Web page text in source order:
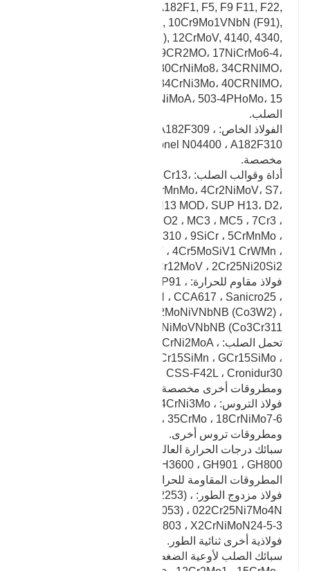
34CrNi3MoV, 20CrMnTi, A182F1, F5, F9 F11, F22,
12Cr2Mo1, 10Cr9Mo1VNbN (F91),
10Cr9MoW2VNbBN (F92), 12CrMoV, 4140, 4340,
4330 ، 4130، 4150، 9CR2MO، 17NiCrMo6-4،
18CrNiMo7-6، 30CrNiMo8، 34CRNIMO،
34CrNiMo6، 36CrNiMo4، 34CrNi3Mo، 40CRNIMO،
الصلب.
الفولاذ الخاص: ASTM 182F51 ، S31803 ، A182F309 ،
مخصصة.
أداة وقوالب الصلب: P20718، NAK80، S50C، 4Cr13،
3Cr17Mo، 5CrNiMo، 5CrMnMo، 4Cr2NiMoV، S7،
H10، H11، H12، H13، H13 MOD، SUP H13، D2،
A2، A6، A8، O1، O2 ، MC3 ، MC5 ، 7Cr3 ،
21CrMo10 ، 1Cr17Ni2 ، 310 ، 9SiCr ، 5CrMnMo ،
5CrNiMo ، 3Cr2W8V ، 4Cr5MoSiV1 CrWMn ،
Cr12MoV ، 2Cr25Ni20Si2 ومنتجات تزوير أخرى.
فولاذ مقاوم للحرارة: 12CrlMoVG ، P11 ، P22 ، P91 ،
P92 ، F92 ، InconeI740H ، CCA617 ، Sanicro25 ،
12Cr10Co3W2MoNiVNbNB (Co3W2) ،
10Cr11Co3W3NiMoVNbNB (Co3Cr311 ، إلخ.
تحمل الصلب: G20CrNiMoA ، G2CrNi2MoA ،
G20Cr2Ni4 ، GCr15 ، GCr15SiMn ، GCr15SiMo ،
GCr18Mo ، M50 ، M50NiL ، CSS-F42L ، Cronidur30
ومطروقات أخرى مخصصة من قبل مصنع الحدادة.
فولاذ التروس: 42CrMo ، 20CrNi2Mo ، 34CrNi3Mo ،
40CrNiMo ، 20CrMnMo ، 35CrMo ، 18CrNiMo7-6
ومطروقات تروس أخرى.
المطروقات المقاومة للحرارة العالية.
فولاذ مزدوج الطور: 22Cr22Ni5Mo3N (S22253) ،
022Cr23Ni5Mo3N (S22053) ، 022Cr25Ni7Mo4N
فولاذية أخرى ثنائية الطور.